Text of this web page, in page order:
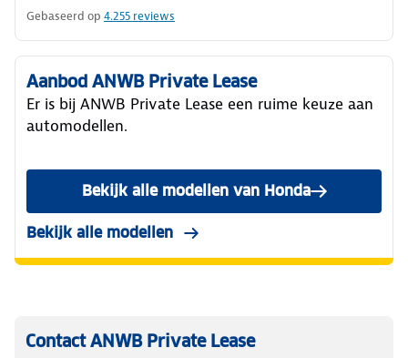
Gebaseerd op 4.255 reviews
Aanbod ANWB Private Lease
Er is bij ANWB Private Lease een ruime keuze aan
automodellen.
Bekijk alle modellen van Honda
Bekijk alle modellen
Contact ANWB Private Lease